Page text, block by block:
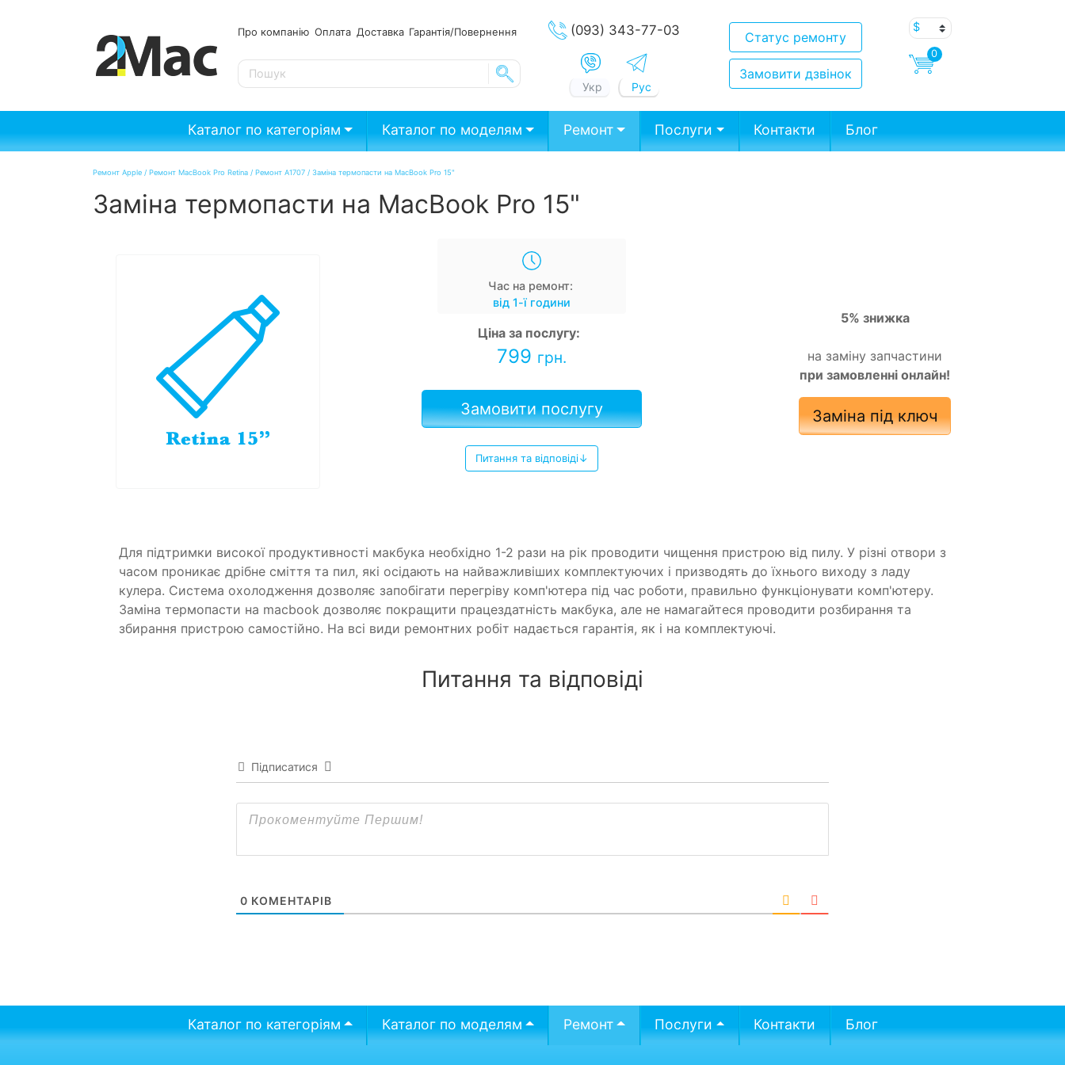
Про компанію Оплата Доставка Гарантія/Повернення
SE
(093) 343-77-03
Укр Рус
Статус ремонту
Замовити дзвінок
0
Каталог по категоріям Каталог по моделям Ремонт Послуги Контакти Блог
Ремонт Apple / Ремонт MacBook Pro Retina / Ремонт A1707 / Заміна термопасти на MacBook Pro 15"
Заміна термопасти на MacBook Pro 15"
Час на ремонт:
від 1-ї години
Ціна за послугу:
799 грн.
Замовити послугу
Питання та відповіді↓
5% знижка
на заміну запчастини
при замовленні онлайн!
Заміна під ключ
Для підтримки високої продуктивності макбука необхідно 1-2 рази на рік проводити чищення пристрою від пилу. У різні отвори з
часом проникає дрібне сміття та пил, які осідають на найважливіших комплектуючих і призводять до їхнього виходу з ладу
кулера. Система охолодження дозволяє запобігати перегріву комп'ютера під час роботи, правильно функціонувати комп'ютеру.
Заміна термопасти на macbook дозволяє покращити працездатність макбука, але не намагайтеся проводити розбирання та
збирання пристрою самостійно. На всі види ремонтних робіт надається гарантія, як і на комплектуючі.
Питання та відповіді
Підписатися
0 КОМЕНТАРІВ
Каталог по категоріям Каталог по моделям Ремонт Послуги Контакти Блог